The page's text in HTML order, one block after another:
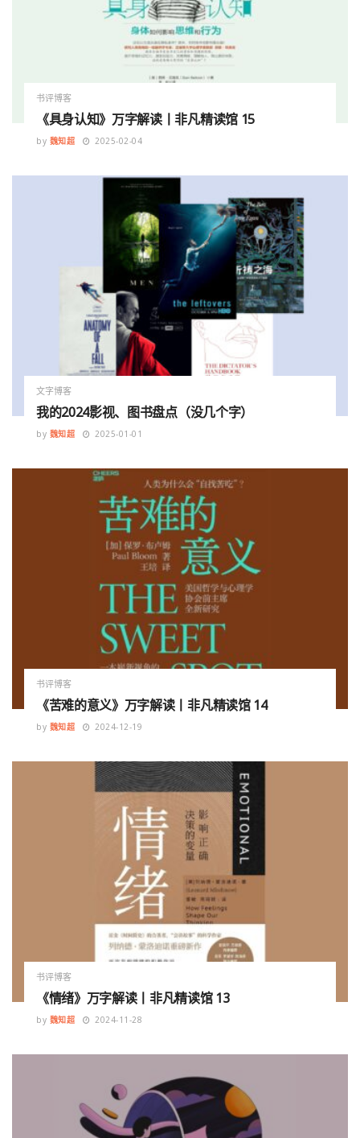
书评博客
《具身认知》万字解读丨非凡精读馆 15
by 魏知超 2025-02-04
文字博客
我的2024影视、图书盘点（没几个字）
by 魏知超 2025-01-01
书评博客
《苦难的意义》万字解读丨非凡精读馆 14
by 魏知超 2024-12-19
书评博客
《情绪》万字解读丨非凡精读馆 13
by 魏知超 2024-11-28